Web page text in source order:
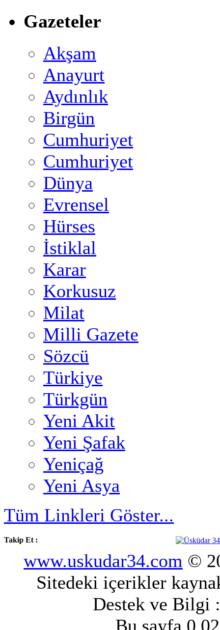
Gazeteler
Akşam
Anayurt
Aydınlık
Birgün
Cumhuriyet
Cumhuriyet
Dünya
Evrensel
Hürses
İstiklal
Karar
Korkusuz
Milat
Milli Gazete
Sözcü
Türkiye
Türkgün
Yeni Akit
Yeni Şafak
Yeniçağ
Yeni Asya
Tüm Linkleri Göster...
Takip Et :
www.uskudar34.com ©
Sitedeki içerikler
Destek ve Bilgi
Bu sayfa